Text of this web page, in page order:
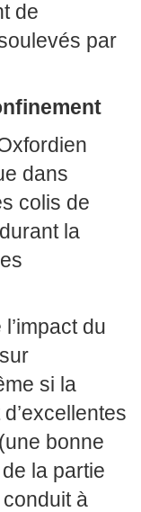
de
par
dans
colis de
la
du
si la
bonne
la partie
à